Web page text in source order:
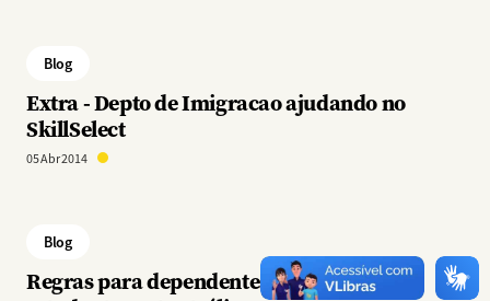
Blog
Extra - Depto de Imigracao ajudando no
SkillSelect
05 Abr 2014
Blog
Regras para dependentes no visto de